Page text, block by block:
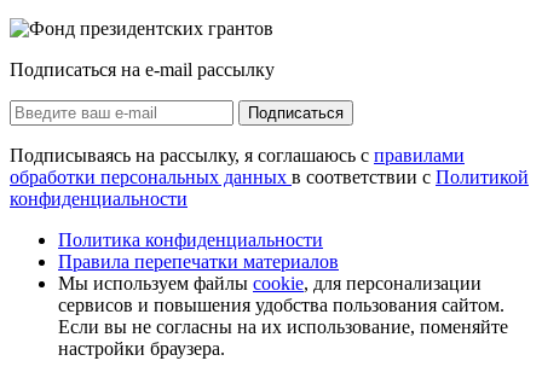
Подписаться на e-mail рассылку
Подписаться
Подписываясь на рассылку, я соглашаюсь с правилами
обработки персональных данных в соответствии с Политикой
конфиденциальности
Политика конфиденциальности
Правила перепечатки материалов
Мы используем файлы cookie, для персонализации
сервисов и повышения удобства пользования сайтом.
Если вы не согласны на их использование, поменяйте
настройки браузера.